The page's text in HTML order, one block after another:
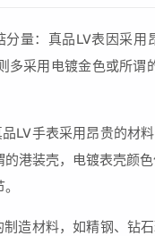
量：真品LV表因采
多采用电镀金色或所
LV手表采用昂贵的材
港装壳，电镀表壳颜
造材料，如精钢、钻